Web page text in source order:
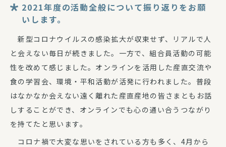
2021年度の活動全般について振り返りをお願
いします。
新型コロナウイルスの感染拡大が収束せず、リアルで人
と会えない毎日が続きました。一方で、組合員活動の可能
性を改めて感じました。オンラインを活用した産直交流や
食の学習会、環境・平和活動が活発に行われました。普段
はなかなか会えない遠く離れた産直産地の皆さまともお話
しすることができ、オンラインでも心の通い合うつながり
を持てたと思います。
コロナ禍で大変な思いをされている方も多く、4月から